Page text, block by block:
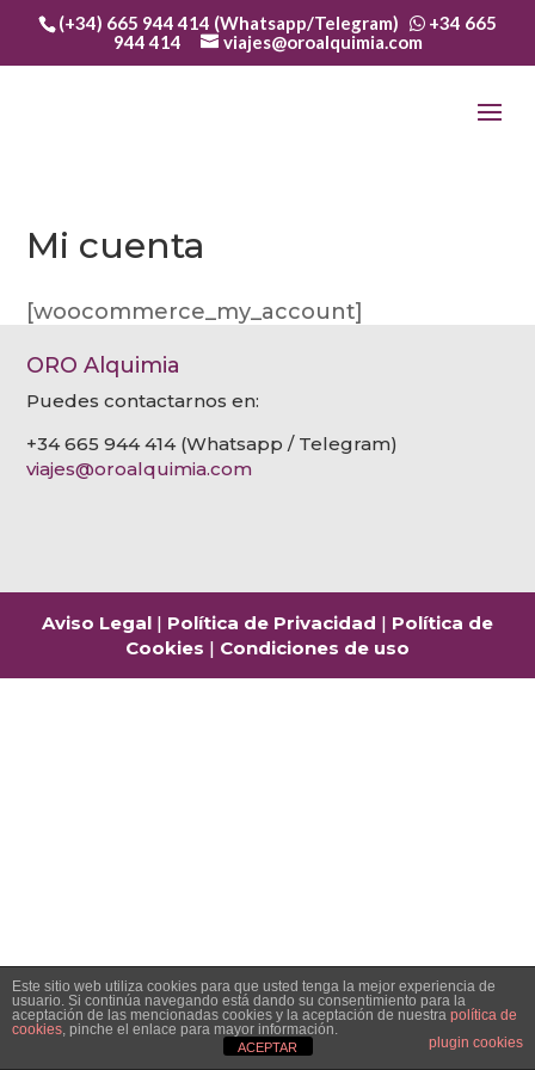
(+34) 665 944 414 (Whatsapp/Telegram)
+34 665
944 414
viajes@oroalquimia.com
Mi cuenta
[woocommerce_my_account]
ORO Alquimia
Puedes contactarnos en:
+34 665 944 414 (Whatsapp / Telegram)
viajes@oroalquimia.com
Aviso Legal | Política de Privacidad | Política de
Cookies | Condiciones de uso
Este sitio web utiliza cookies para que usted tenga la mejor experiencia de
usuario. Si continúa navegando está dando su consentimiento para la
aceptación de las mencionadas cookies y la aceptación de nuestra política de
cookies, pinche el enlace para mayor información.
plugin cookies
ACEPTAR